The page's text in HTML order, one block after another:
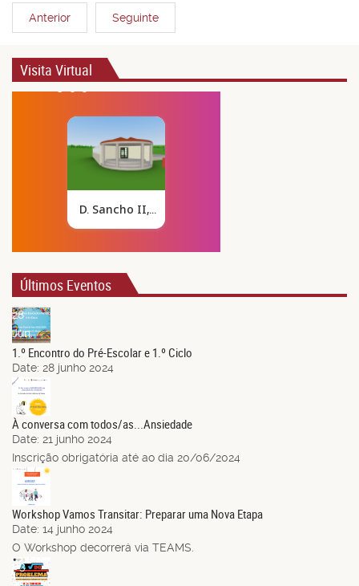
Anterior Seguinte
Visita Virtual
Últimos Eventos
28
Jun.
1.º Encontro do Pré-Escolar e 1.º Ciclo
Date: 28 junho 2024
21
Jun.
À conversa com todos/as...Ansiedade
Date: 21 junho 2024
Inscrição obrigatória até ao dia 20/06/2024
Jun.
Workshop Vamos Transitar: Preparar uma Nova Etapa
Date: 14 junho 2024
O Workshop decorrerá via TEAMS.
03